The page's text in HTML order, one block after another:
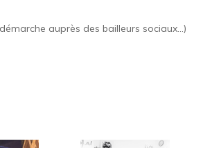
auprès des bailleurs sociaux…)